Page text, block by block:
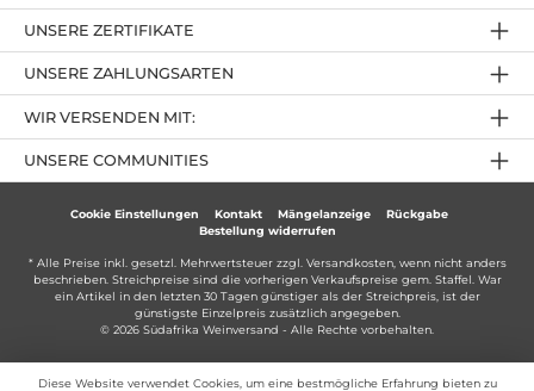
UNSERE ZAHLUNGSARTEN
UNSERE ZERTIFIKATE
UNSERE COMMUNITIES
WIR VERSENDEN MIT:
Cookie Einstellungen Kontakt Mängelanzeige
Rückgabe
Bestellung widerrufen
* Alle Preise inkl. gesetzl. Mehrwertsteuer zzgl. Versandkosten, wenn nicht anders
beschrieben. Streichpreise sind die vorherigen Verkaufspreise gem. Staffel. War
ein Artikel in den letzten 30 Tagen günstiger als der Streichpreis, ist der
günstigste Einzelpreis zusätzlich angegeben.
© 2026 Südafrika Weinversand - Alle Rechte vorbehalten.
Diese Website verwendet Cookies, um eine bestmögliche Erfahrung bieten zu